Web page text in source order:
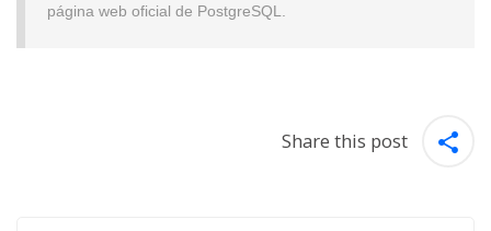
página web oficial de PostgreSQL.
Share this post